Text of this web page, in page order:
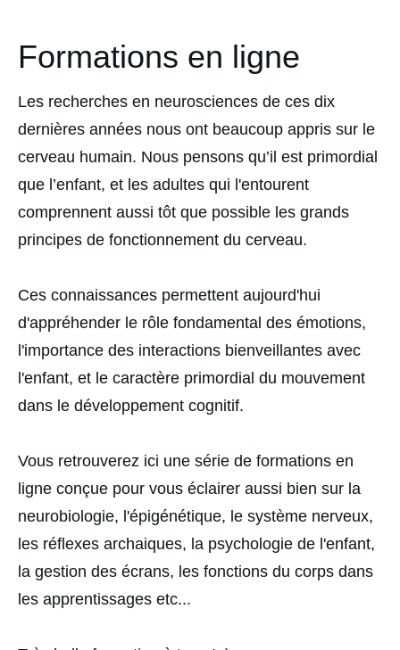
Formations en ligne
Les recherches en neurosciences de ces dix
dernières années nous ont beaucoup appris sur le
cerveau humain. Nous pensons qu’il est primordial
que l’enfant, et les adultes qui l'entourent
comprennent aussi tôt que possible les grands
principes de fonctionnement du cerveau.
Ces connaissances permettent aujourd'hui
d'appréhender le rôle fondamental des émotions,
l'importance des interactions bienveillantes avec
l'enfant, et le caractère primordial du mouvement
dans le développement cognitif.
Vous retrouverez ici une série de formations en
ligne conçue pour vous éclairer aussi bien sur la
neurobiologie, l'épigénétique, le système nerveux,
les réflexes archaiques, la psychologie de l'enfant,
la gestion des écrans, les fonctions du corps dans
les apprentissages etc...